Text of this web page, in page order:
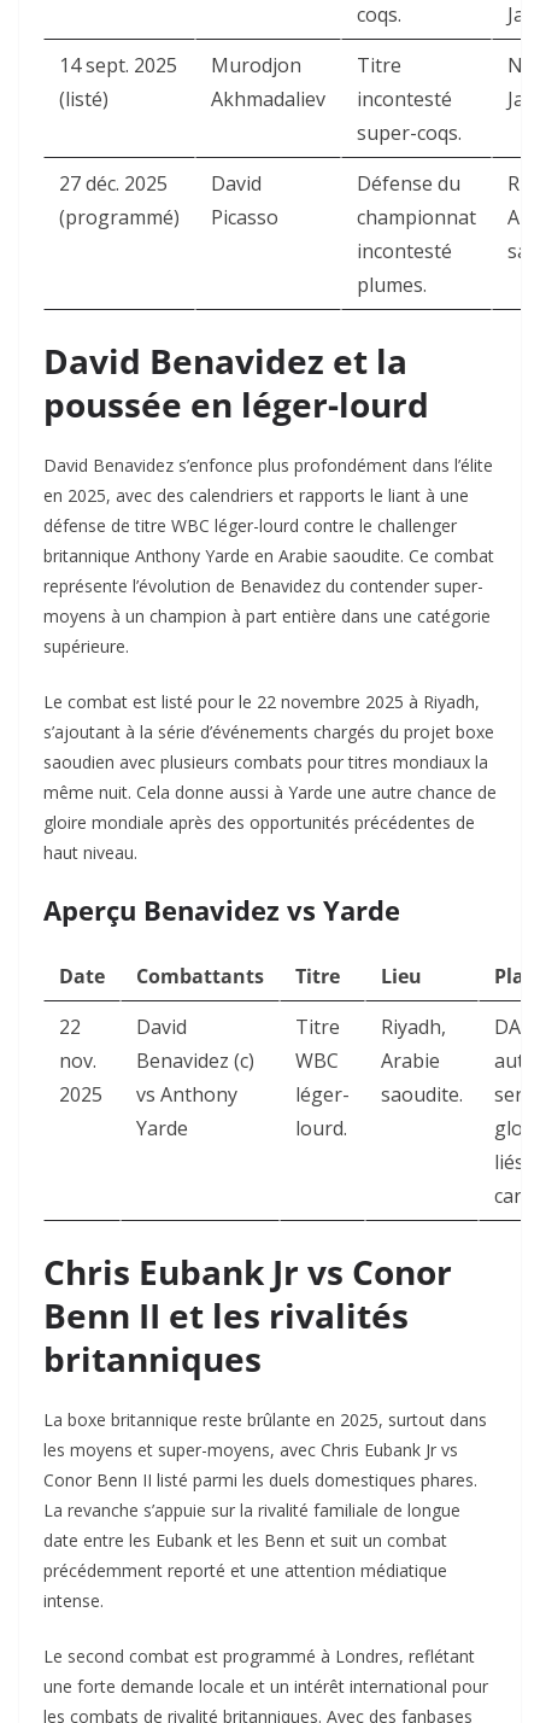
coqs.
14 sept. 2025
(listé)
Murodjon
Akhmadaliev
Titre
incontesté
super-coqs.
27 déc. 2025
(programmé)
David
Picasso
Défense du
championnat
incontesté
plumes.
David Benavidez et la
poussée en léger-lourd
David Benavidez s’enfonce plus profondément dans l’élite
en 2025, avec des calendriers et rapports le liant à une
défense de titre WBC léger-lourd contre le challenger
britannique Anthony Yarde en Arabie saoudite. Ce combat
représente l’évolution de Benavidez du contender super-
moyens à un champion à part entière dans une catégorie
supérieure.
Le combat est listé pour le 22 novembre 2025 à Riyadh,
s’ajoutant à la série d’événements chargés du projet boxe
saoudien avec plusieurs combats pour titres mondiaux la
même nuit. Cela donne aussi à Yarde une autre chance de
gloire mondiale après des opportunités précédentes de
haut niveau.
Aperçu Benavidez vs Yarde
Date Combattants Titre Lieu
22
nov.
2025
David
Benavidez (c)
vs Anthony
Yarde
Titre
WBC
léger-
lourd.
Riyadh,
Arabie
saoudite.
liés
Chris Eubank Jr vs Conor
Benn II et les rivalités
britanniques
La boxe britannique reste brûlante en 2025, surtout dans
les moyens et super-moyens, avec Chris Eubank Jr vs
Conor Benn II listé parmi les duels domestiques phares.
La revanche s’appuie sur la rivalité familiale de longue
date entre les Eubank et les Benn et suit un combat
précédemment reporté et une attention médiatique
intense.
Le second combat est programmé à Londres, reflétant
une forte demande locale et un intérêt international pour
les combats de rivalité britanniques. Avec des fanbases